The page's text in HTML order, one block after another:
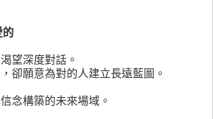
的
望深度對話。
卻願意為對的人建立長遠藍圖。
念構築的未來場域。